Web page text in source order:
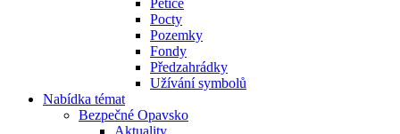
Petice
Pocty
Pozemky
Fondy
Předzahrádky
Užívání symbolů
Nabídka témat
Bezpečné Opavsko